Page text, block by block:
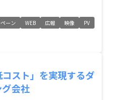
ーン WEB 広報 映像
PV
コスト」を実現するダ
会社